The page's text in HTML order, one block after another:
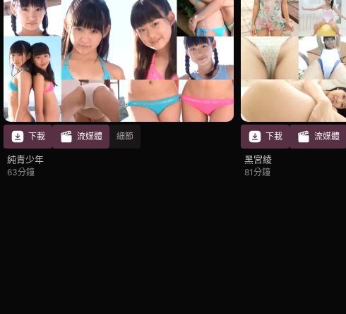
下載 流媒體 細節
純青少年
63分鐘
下載 流媒體
黑宮綾
81分鐘